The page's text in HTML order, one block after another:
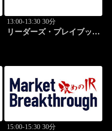
13:00-13:30 30分
リーダーズ・プレイブック
15:00-15:30 30分